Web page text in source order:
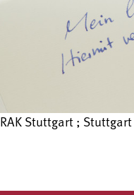
RAK Stuttgart ; Stuttgart